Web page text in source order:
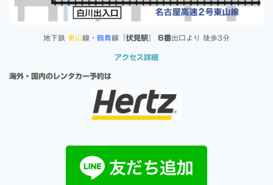
地下鉄 東山線・ 鶴舞線『伏見駅 6番出口より 徒歩3分
アクセス詳細
海外・国内のレンタカー予約は